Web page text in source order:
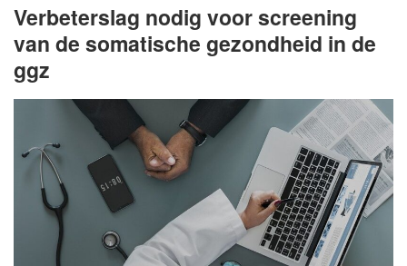
Verbeterslag nodig voor screening
van de somatische gezondheid in de
ggz